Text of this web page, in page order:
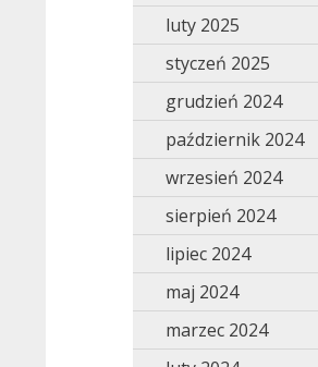
luty 2025
styczeń 2025
grudzień 2024
październik 2024
wrzesień 2024
sierpień 2024
lipiec 2024
maj 2024
marzec 2024